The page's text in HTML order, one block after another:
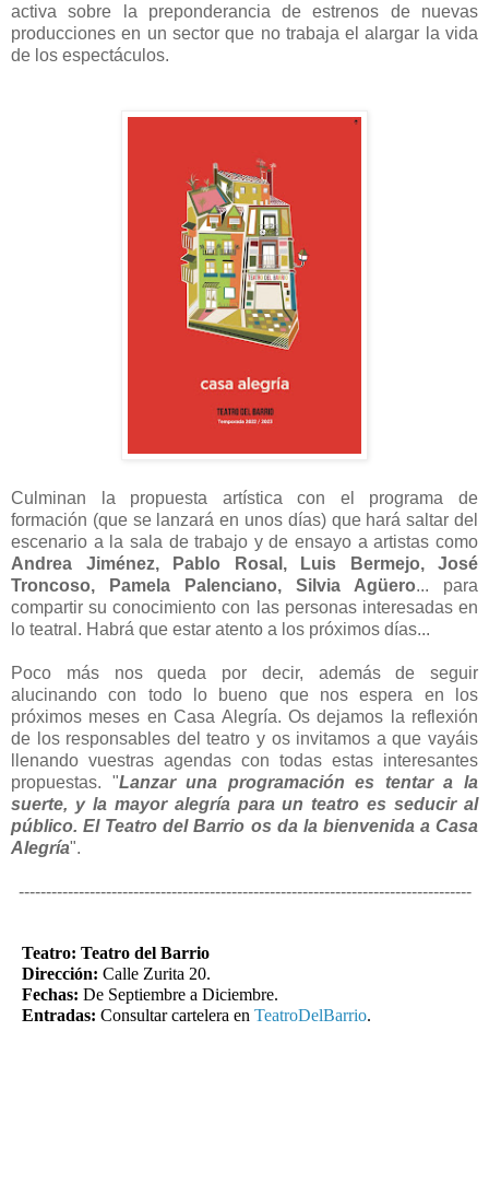
activa sobre la preponderancia de estrenos de nuevas
producciones en un sector que no trabaja el alargar la vida
de los espectáculos.
Culminan la propuesta artística con el programa de
formación (que se lanzará en unos días) que hará saltar del
escenario a la sala de trabajo y de ensayo a artistas como
Andrea Jiménez, Pablo Rosal, Luis Bermejo, José
Troncoso, Pamela Palenciano, Silvia Agüero... para
compartir su conocimiento con las personas interesadas en
lo teatral. Habrá que estar atento a los próximos días...
Poco más nos queda por decir, además de seguir
alucinando con todo lo bueno que nos espera en los
próximos meses en Casa Alegría. Os dejamos la reflexión
de los responsables del teatro y os invitamos a que vayáis
llenando vuestras agendas con todas estas interesantes
propuestas. "Lanzar una programación es tentar a la
suerte, y la mayor alegría para un teatro es seducir al
público. El Teatro del Barrio os da la bienvenida a Casa
Alegría".
-----------------------------------------------------------------------------------
Teatro: Teatro del Barrio
Dirección: Calle Zurita 20.
Fechas: De Septiembre a Diciembre.
Entradas: Consultar cartelera en TeatroDelBarrio.